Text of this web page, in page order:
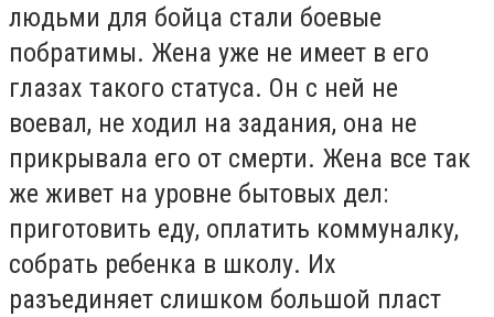
людьми для бойца стали боевые
побратимы. Жена уже не имеет в его
глазах такого статуса. Он с ней не
воевал, не ходил на задания, она не
прикрывала его от смерти. Жена все так
же живет на уровне бытовых дел:
приготовить еду, оплатить коммуналку,
собрать ребенка в школу. Их
разъединяет слишком большой пласт